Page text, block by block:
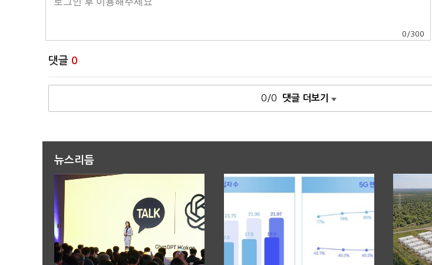
0 /300
댓글 0
0/0 댓글 더보기
뉴스리듬